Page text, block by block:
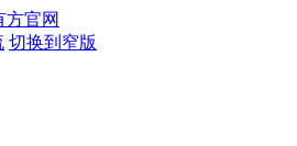
方官网
切换到窄版